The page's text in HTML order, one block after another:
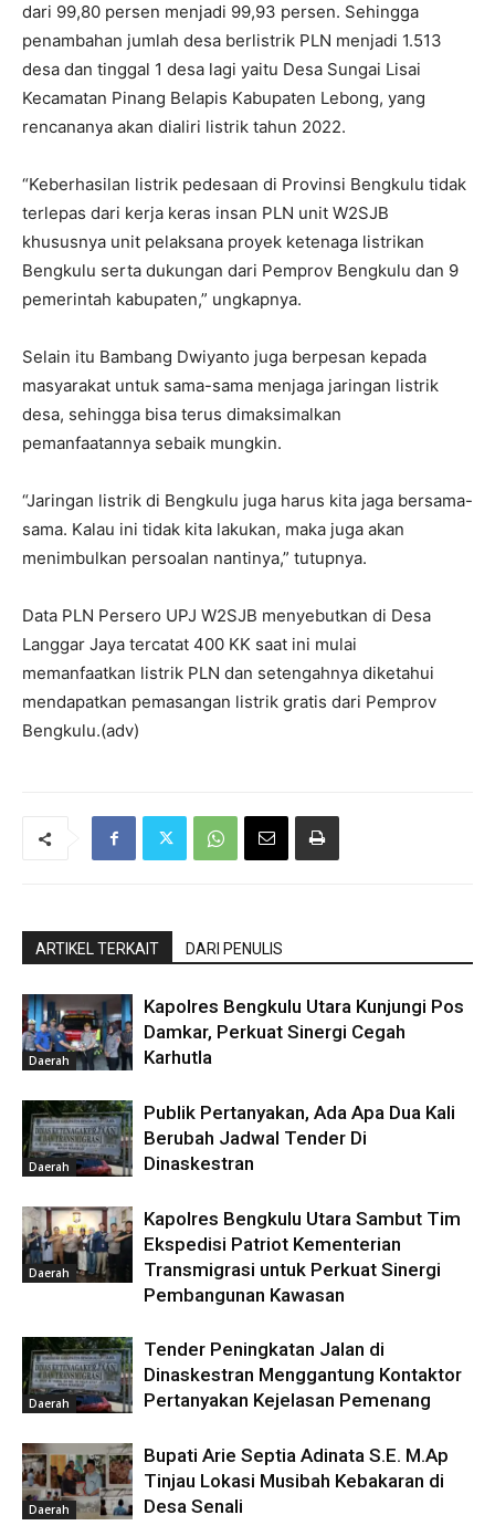
dari 99,80 persen menjadi 99,93 persen. Sehingga
penambahan jumlah desa berlistrik PLN menjadi 1.513
desa dan tinggal 1 desa lagi yaitu Desa Sungai Lisai
Kecamatan Pinang Belapis Kabupaten Lebong, yang
rencananya akan dialiri listrik tahun 2022.
“Keberhasilan listrik pedesaan di Provinsi Bengkulu tidak
terlepas dari kerja keras insan PLN unit W2SJB
khususnya unit pelaksana proyek ketenaga listrikan
Bengkulu serta dukungan dari Pemprov Bengkulu dan 9
pemerintah kabupaten,” ungkapnya.
Selain itu Bambang Dwiyanto juga berpesan kepada
masyarakat untuk sama-sama menjaga jaringan listrik
desa, sehingga bisa terus dimaksimalkan
pemanfaatannya sebaik mungkin.
“Jaringan listrik di Bengkulu juga harus kita jaga bersama-
sama. Kalau ini tidak kita lakukan, maka juga akan
menimbulkan persoalan nantinya,” tutupnya.
Data PLN Persero UPJ W2SJB menyebutkan di Desa
Langgar Jaya tercatat 400 KK saat ini mulai
memanfaatkan listrik PLN dan setengahnya diketahui
mendapatkan pemasangan listrik gratis dari Pemprov
Bengkulu.(adv)
ARTIKEL TERKAIT DARI PENULIS
Daerah
Kapolres Bengkulu Utara Kunjungi Pos
Damkar, Perkuat Sinergi Cegah
Karhutla
Daerah
Publik Pertanyakan, Ada Apa Dua Kali
Berubah Jadwal Tender Di
Dinaskestran
Daerah
Kapolres Bengkulu Utara Sambut Tim
Ekspedisi Patriot Kementerian
Transmigrasi untuk Perkuat Sinergi
Pembangunan Kawasan
Daerah
Tender Peningkatan Jalan di
Dinaskestran Menggantung Kontaktor
Pertanyakan Kejelasan Pemenang
Daerah
Bupati Arie Septia Adinata S.E. M.Ap
Tinjau Lokasi Musibah Kebakaran di
Desa Senali